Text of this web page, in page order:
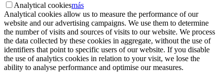
Analytical cookiesmás
Analytical cookies allow us to measure the performance of our
website and our advertising campaigns. We use them to determine
the number of visits and sources of visits to our website. We process
the data collected by these cookies in aggregate, without the use of
identifiers that point to specific users of our website. If you disable
the use of analytics cookies in relation to your visit, we lose the
ability to analyse performance and optimise our measures.